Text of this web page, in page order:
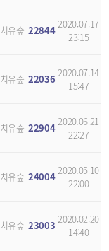
치유숲 228442020.07.17
23:15
치유숲 22036 2020.07.14
15:47
치유숲 229042020.06.21
22:27
치유숲 240042020.05.10
22:00
치유숲 23003 2020.02.20
14:40